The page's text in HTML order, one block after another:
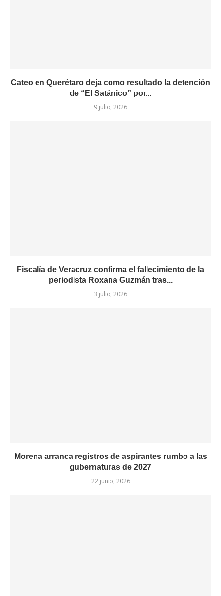
Cateo en Querétaro deja como resultado la detención
de “El Satánico” por...
9 julio, 2026
Fiscalía de Veracruz confirma el fallecimiento de la
periodista Roxana Guzmán tras...
3 julio, 2026
Morena arranca registros de aspirantes rumbo a las
gubernaturas de 2027
22 junio, 2026